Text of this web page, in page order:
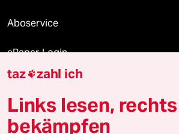
Aboservice
ePaper Login
Downloads für Abonnierende
taz zahl ich
Links lesen, rechts
bekämpfen